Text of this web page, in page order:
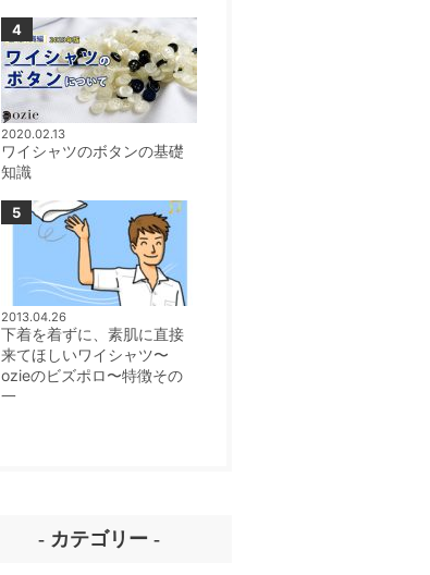
2020.02.13
ワイシャツのボタンの基礎
知識
2013.04.26
下着を着ずに、素肌に直接
来てほしいワイシャツ〜
ozieのビズポロ〜特徴その
一
- カテゴリー -